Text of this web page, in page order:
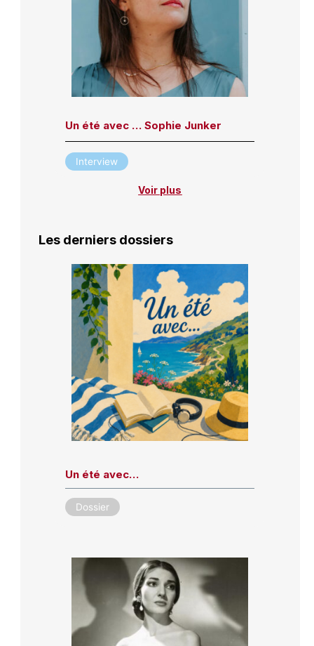
Un été avec … Sophie Junker
Interview
Voir plus
Les derniers dossiers
Un été avec…
Dossier